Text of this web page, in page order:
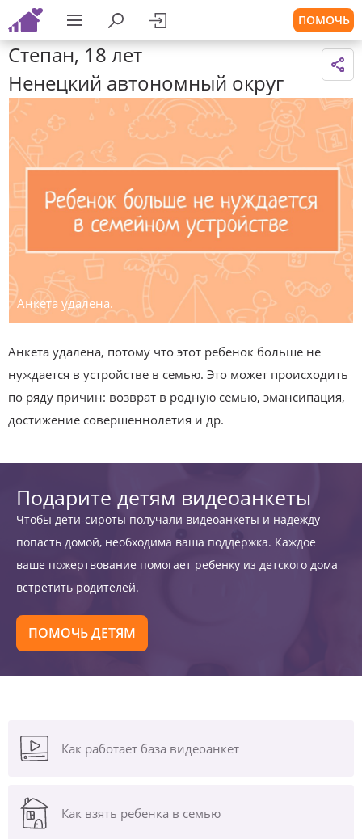
ПОМОЧЬ
Степан, 18 лет
Ненецкий автономный округ
Анкета удалена.
Анкета удалена, потому что этот ребенок больше не
нуждается в устройстве в семью. Это может происходить
по ряду причин: возврат в родную семью, эмансипация,
достижение совершеннолетия и др.
Подарите детям видеоанкеты
Чтобы дети-сироты получали видеоанкеты и надежду
попасть домой, необходима ваша поддержка. Каждое
ваше пожертвование помогает ребенку из детского дома
встретить родителей.
ПОМОЧЬ ДЕТЯМ
Как работает база видеоанкет
Как взять ребенка в семью